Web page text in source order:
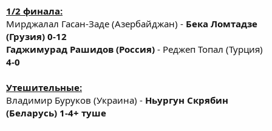
1/2 финала:
Мирджалал Гасан-Заде (Азербайджан) - Бека Ломтадзе
(Грузия) 0-12
Гаджимурад Рашидов (Россия) - Реджеп Топал (Турция)
4-0
Утешительные:
Владимир Буруков (Украина) - Ньургун Скрябин
(Беларусь) 1-4+ туше